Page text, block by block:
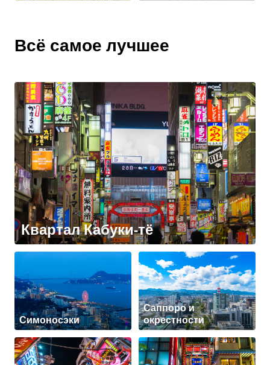
Всё самое лучшее
Квартал Кабуки-тё
Симоносэки
Саппоро и
окрестности